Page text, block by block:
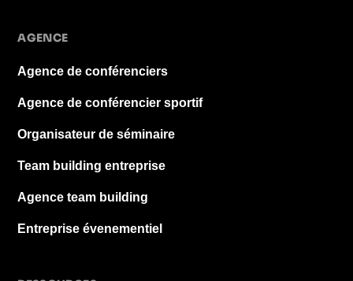
AGENCE
Agence de conférenciers
Agence de conférencier sportif
Organisateur de séminaire
Team building entreprise
Agence team building
Entreprise évenementiel